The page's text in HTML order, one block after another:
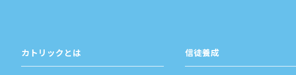
カトリックとは 信徒養成